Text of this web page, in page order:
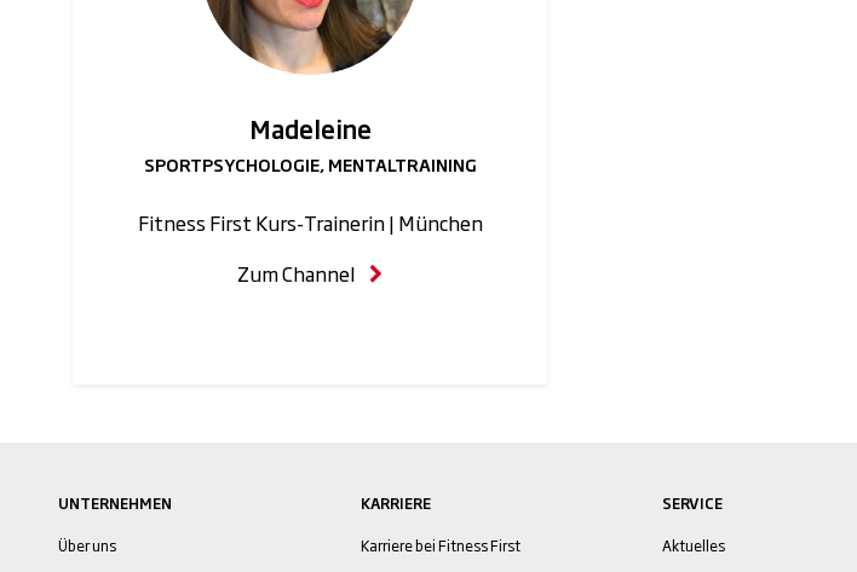
Zum Channel
Madeleine
SPORTPSYCHOLOGIE, MENTALTRAINING
Fitness First Kurs-Trainerin | München
UNTERNEHMEN
Über uns
KARRIERE
Karriere bei Fitness First
SERVICE
Aktuelles